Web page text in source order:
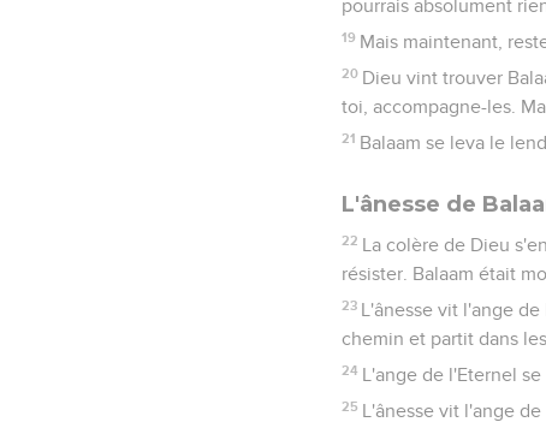
pourrais absolument
19 Mais maintenant,
20 Dieu vint trouver
toi, accompagne-les.
21 Balaam se leva le
L'ânesse de
22 La colère de Dieu
résister. Balaam était
23 L'ânesse vit l'ange
chemin et partit dans
24 L'ange de l'Eternel
25 L'ânesse vit l'ange